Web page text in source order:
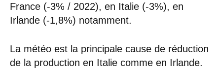
France (-3% / 2022), en Italie (-3%), en
Irlande (-1,8%) notamment.
La météo est la principale cause de réduction
de la production en Italie comme en Irlande.